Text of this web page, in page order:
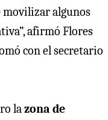
movilizar algunos
afirmó Flores
con el secretario
lazona de